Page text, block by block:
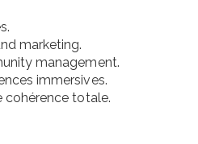
marketing.
management.
immersives.
cohérence totale.